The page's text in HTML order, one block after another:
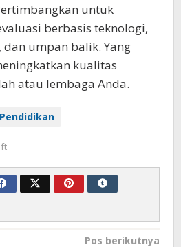
untuk
berbasis teknologi,
umpan balik. Yang
kualitas
atau lembaga Anda.
Pos berikutnya